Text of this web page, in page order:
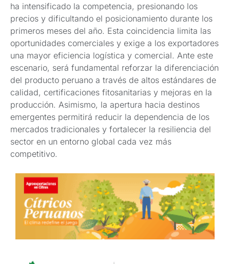
ha intensificado la competencia, presionando los
precios y dificultando el posicionamiento durante los
primeros meses del año. Esta coincidencia limita las
oportunidades comerciales y exige a los exportadores
una mayor eficiencia logística y comercial. Ante este
escenario, será fundamental reforzar la diferenciación
del producto peruano a través de altos estándares de
calidad, certificaciones fitosanitarias y mejoras en la
producción. Asimismo, la apertura hacia destinos
emergentes permitirá reducir la dependencia de los
mercados tradicionales y fortalecer la resiliencia del
sector en un entorno global cada vez más
competitivo.